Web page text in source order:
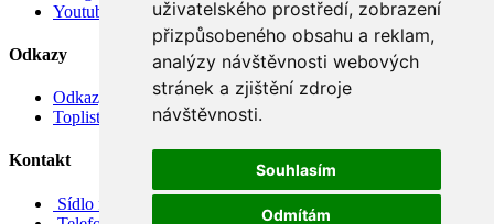
uživatelského prostředí, zobrazení
přizpůsobeného obsahu a reklam,
analýzy návštěvnosti webových
stránek a zjištění zdroje
návštěvnosti.
Souhlasím
Odmítám
Youtube
Odkazy
Odkazy
Toplist
Kontakt
Sídlo firmy: Boženy Němcové 739/1, Svitavy 568 02, CZ